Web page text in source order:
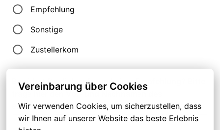
Vereinbarung über Cookies
Wir verwenden Cookies, um sicherzustellen, dass
wir Ihnen auf unserer Website das beste Erlebnis
Empfehlung
Sonstige
Zustellerkom
Bewirbst Du dich aufgrund einer Empfehlung? Bitte
trage hier den Vor- und Nachnamen des
empfehlenden Mitarbeiters ein.